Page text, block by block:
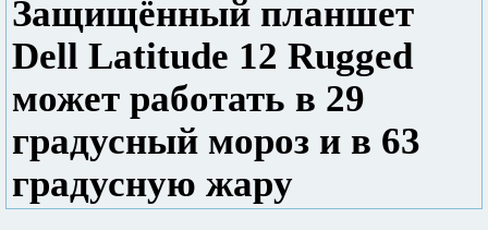
Защищённый планшет
Dell Latitude 12 Rugged
может работать в 29
градусный мороз и в 63
градусную жару